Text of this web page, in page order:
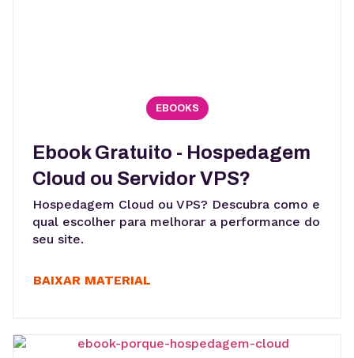
EBOOKS
Ebook Gratuito - Hospedagem
Cloud ou Servidor VPS?
Hospedagem Cloud ou VPS? Descubra como e
qual escolher para melhorar a performance do
seu site.
BAIXAR MATERIAL